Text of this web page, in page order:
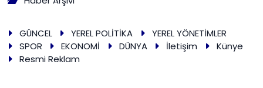
GÜNCEL YEREL POLİTİKA
YEREL YÖNETİMLER
SPOR
EKONOMİ DÜNYA İletişim
Künye
Resmi Reklam